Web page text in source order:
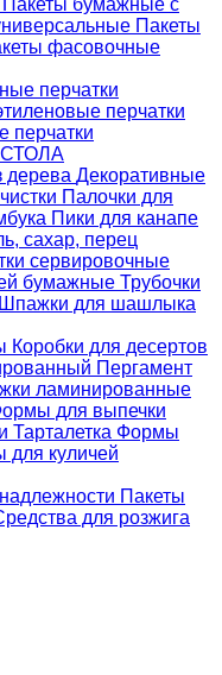
Пакеты бумажные с
Пакеты
фасовочные
перчатки
перчатки
перчатки
дерева Декоративные
Палочки для
Пики для канапе
сахар, перец
сервировочные
бумажные Трубочки
Шпажки для шашлыка
Коробки для десертов
Пергамент
ламинированные
для выпечки
Формы
для куличей
Пакеты
для розжига